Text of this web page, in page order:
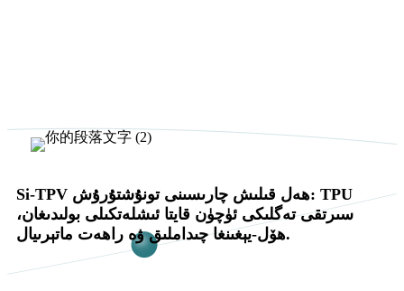
Si-TPV ھەل قىلىش چارىسىنى تونۇشتۇرۇش: TPU
سىرتقى تەگلىكى ئۈچۈن قايتا ئىشلەتكىلى بولىدىغان،
ھۆل-يېغىنغا چىداملىق ۋە راھەت ماتېرىيال.